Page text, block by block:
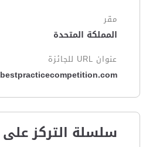
مقر
المملكة المتحدة
عنوان URL للجائزة
سلسلة التركز على